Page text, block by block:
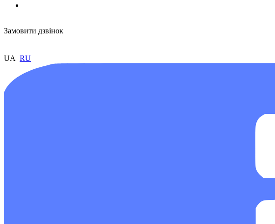
Замовити дзвінок
UA RU